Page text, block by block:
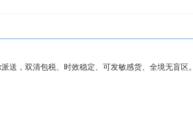
送，双清包税、时效稳定、可发敏感货、全境无盲区。